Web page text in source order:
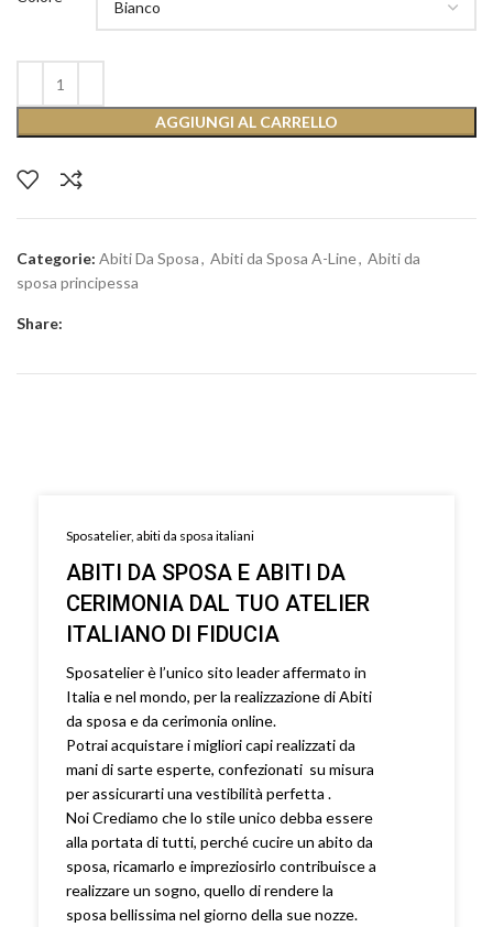
AGGIUNGI AL CARRELLO
Categorie: Abiti Da Sposa, Abiti da Sposa A-Line, Abiti da
sposa principessa
Share:
Sposatelier, abiti da sposa italiani
ABITI DA SPOSA E ABITI DA
CERIMONIA DAL TUO ATELIER
ITALIANO DI FIDUCIA
Sposatelier è l’unico sito leader affermato in
Italia e nel mondo, per la realizzazione di Abiti
da sposa e da cerimonia online.
Potrai acquistare i migliori capi realizzati da
mani di sarte esperte, confezionati su misura
per assicurarti una vestibilità perfetta .
Noi Crediamo che lo stile unico debba essere
alla portata di tutti, perché cucire un abito da
sposa, ricamarlo e impreziosirlo contribuisce a
realizzare un sogno, quello di rendere la
sposa bellissima nel giorno della sue nozze.